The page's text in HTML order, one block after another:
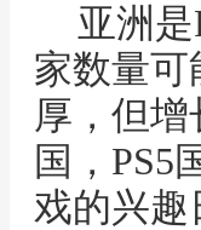
亚洲
家数量
厚，但
国，PS5
戏的兴